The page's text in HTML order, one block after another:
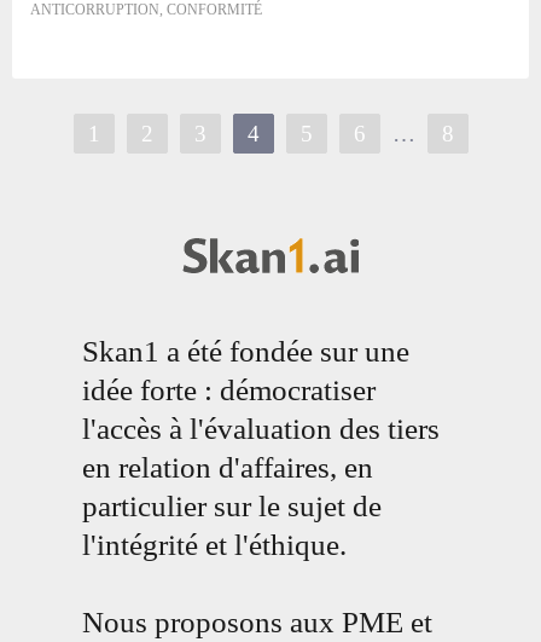
ANTICORRUPTION, CONFORMITÉ
1 2 3 4 5 6 … 8
Skan1 a été fondée sur une
idée forte : démocratiser
l'accès à l'évaluation des tiers
en relation d'affaires, en
particulier sur le sujet de
l'intégrité et l'éthique.
Nous proposons aux PME et